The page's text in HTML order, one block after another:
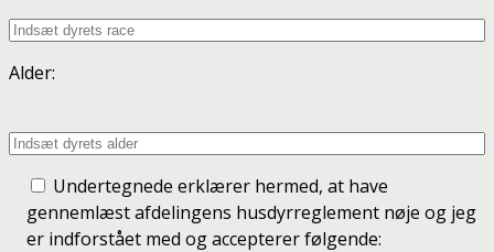
Alder:
Undertegnede erklærer hermed, at have
gennemlæst afdelingens husdyrreglement nøje og jeg
er indforstået med og accepterer følgende: